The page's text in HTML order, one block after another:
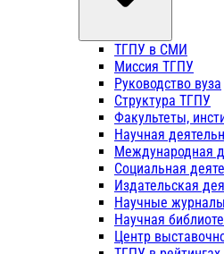
ТГПУ в СМИ
Миссия ТГПУ
Руководство вуза
Структура ТГПУ
Факультеты,
Научная
Международная
Социальная
Издательская
Научные
Научная
Центр